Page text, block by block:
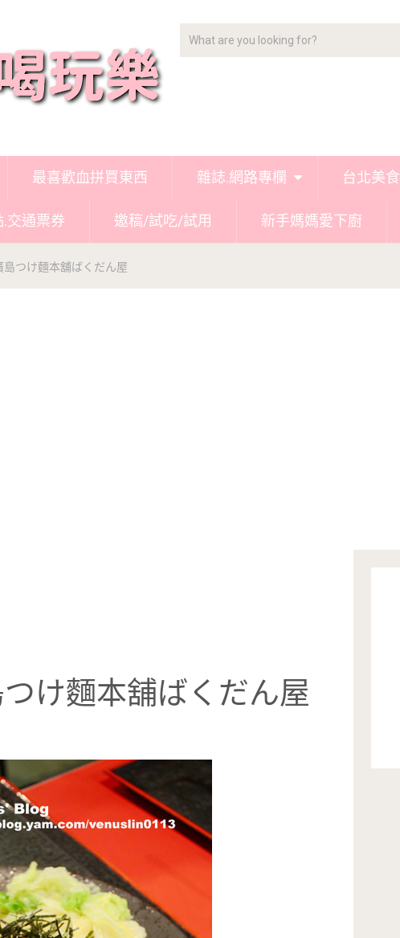
最喜歡血拼買東西 雜誌.網路專欄 台北美食
.交通票券 邀稿/試吃/試用 新手媽媽愛下廚
つけ麵本舖ばくだん屋
け麵本舖ばくだん屋